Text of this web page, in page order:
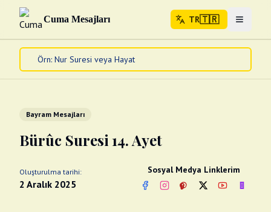
Cuma Mesajları TR🇹🇷 Menuyu
Ana Sayfa
Diğer
Bayram Mesajları
Bürûc Suresi 14. Ayet
Oluşturulma tarihi:
2 Aralık 2025
Sosyal Medya Linklerim
FacebookInstagram
PinterestTwitterYouTube